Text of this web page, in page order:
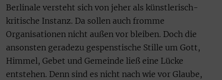
Berlinale versteht sich von jeher als künstlerisch-
kritische Instanz. Da sollen auch fromme
Organisationen nicht außen vor bleiben. Doch die
ansonsten geradezu gespenstische Stille um Gott,
Himmel, Gebet und Gemeinde ließ eine Lücke
entstehen. Denn sind es nicht nach wie vor Glaube,